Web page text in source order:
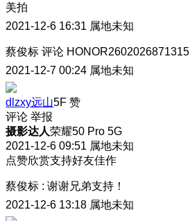
美拍
2021-12-6 16:31 属地未知
蔡俊标 评论 HONOR2602026871315
2021-12-7 00:24 属地未知
dlzxy远山5F 赞
评论 举报
摄影达人荣耀50 Pro 5G
2021-12-6 09:51 属地未知
点赞欣赏支持好友佳作
蔡俊标 : 谢谢兄弟支持！
2021-12-6 13:18 属地未知